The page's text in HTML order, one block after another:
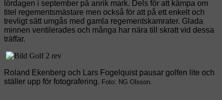
lördagen i september på anrik mark. Dels för att kämpa om
titel regementsmästare men också för att på ett enkelt och
trevligt sätt umgås med gamla regementskamrater. Glada
minnen ventilerades och många har nära till skratt vid dessa
träffar.
Roland Ekenberg och Lars Fogelquist pausar golfen lite och
ställer upp för fotografering. Foto: NG Olsson.